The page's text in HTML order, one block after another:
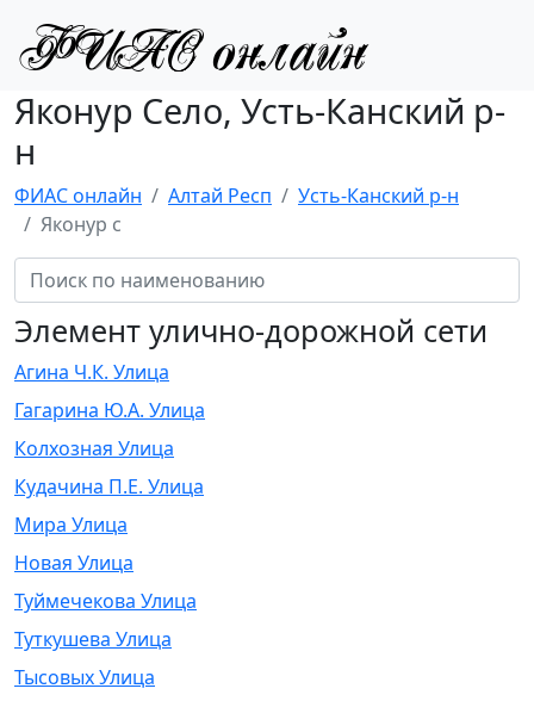
Яконур Село, Усть-Канский р-
н
ФИАС онлайн Алтай Респ
Усть-Канский р-н
Яконур с
Элемент улично-дорожной сети
Агина Ч.К. Улица
Гагарина Ю.А. Улица
Колхозная Улица
Кудачина П.Е. Улица
Мира Улица
Новая Улица
Туймечекова Улица
Туткушева Улица
Тысовых Улица